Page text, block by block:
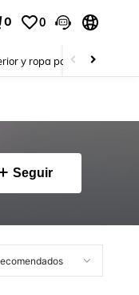
0 0
y ropa para dormir
Seguir